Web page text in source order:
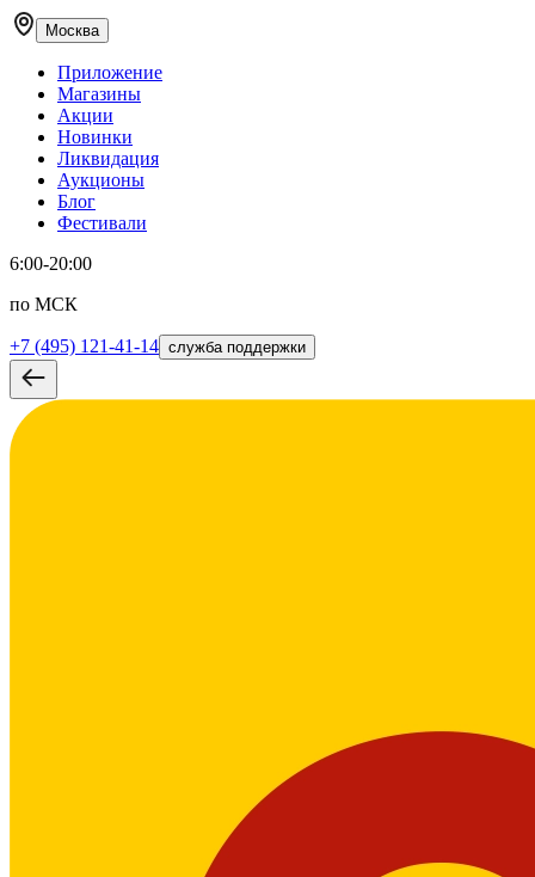
Москва
Приложение
Магазины
Акции
Новинки
Ликвидация
Аукционы
Блог
Фестивали
6:00-20:00
по МСК
+7 (495) 121-41-14 служба поддержки